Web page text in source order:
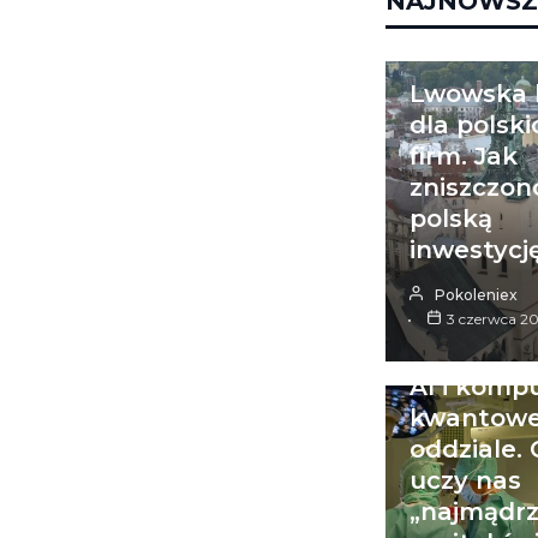
Lwowska
dla
firm. Jak
polską
Pokoleniex
3 czerwca
ŚWIAT
AI i
oddziale.
uczy nas